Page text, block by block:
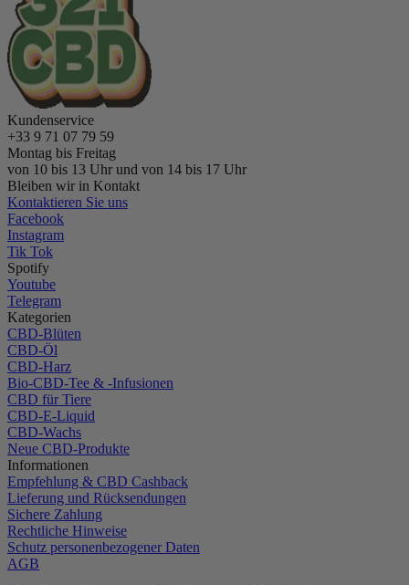
Kundenservice
+33 9 71 07 79 59
Montag bis Freitag
von 10 bis 13 Uhr und von 14 bis 17 Uhr
Bleiben wir in Kontakt
Kontaktieren Sie uns
Facebook
Instagram
Tik Tok
Spotify
Youtube
Telegram
Kategorien
CBD-Blüten
CBD-Öl
CBD-Harz
Bio-CBD-Tee & -Infusionen
CBD für Tiere
CBD-E-Liquid
CBD-Wachs
Neue CBD-Produkte
Informationen
Empfehlung & CBD Cashback
Lieferung und Rücksendungen
Sichere Zahlung
Rechtliche Hinweise
Schutz personenbezogener Daten
AGB